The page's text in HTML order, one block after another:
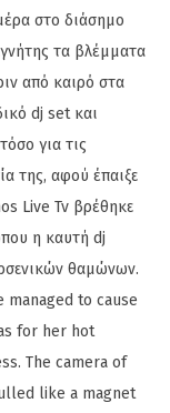
στο διάσημο
τα βλέμματα
από καιρό στα
dj set και
για τις
της, αφού έπαιξε
Live Tv βρέθηκε
η καυτή dj
θαμώνων.
managed to cause
for her hot
The camera of
like a magnet